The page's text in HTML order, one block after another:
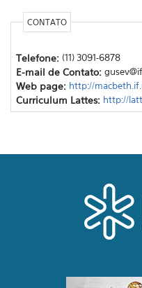
CONTATO
Telefone: (11) 3091-6878
E-mail de Contato:
Web page: http://
Curriculum Lattes: http://